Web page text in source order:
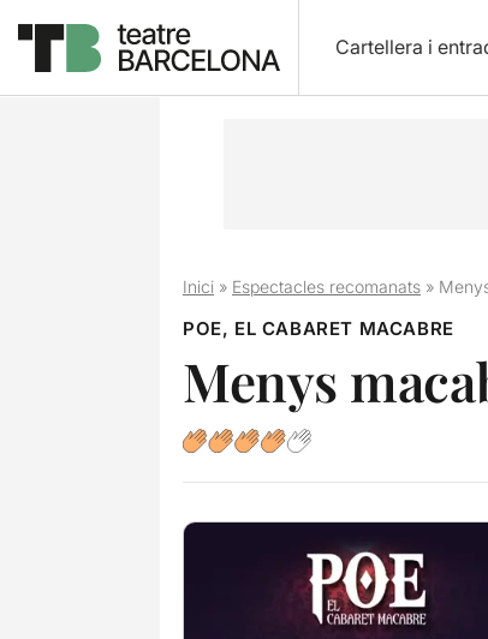
Cartellera i
Inici» Espectacles recomanats»
POE, EL CABARET MACABRE
Menys